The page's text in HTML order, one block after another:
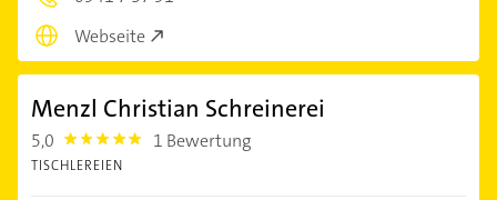
Webseite
Menzl Christian Schreinerei
5,0 5.0 1 Bewertung
TISCHLEREIEN